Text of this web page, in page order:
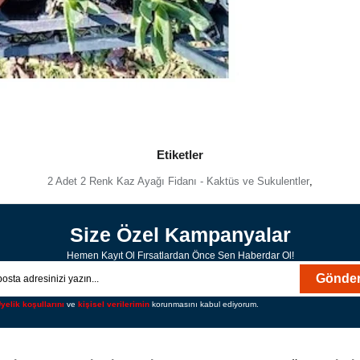
Etiketler
2 Adet 2 Renk Kaz Ayağı Fidanı - Kaktüs ve Sukulentler,
Size Özel Kampanyalar
Hemen Kayıt Ol Fırsatlardan Önce Sen Haberdar Ol!
koşullarını ve kişisel verilerimin korunmasını kabul ediyorum.